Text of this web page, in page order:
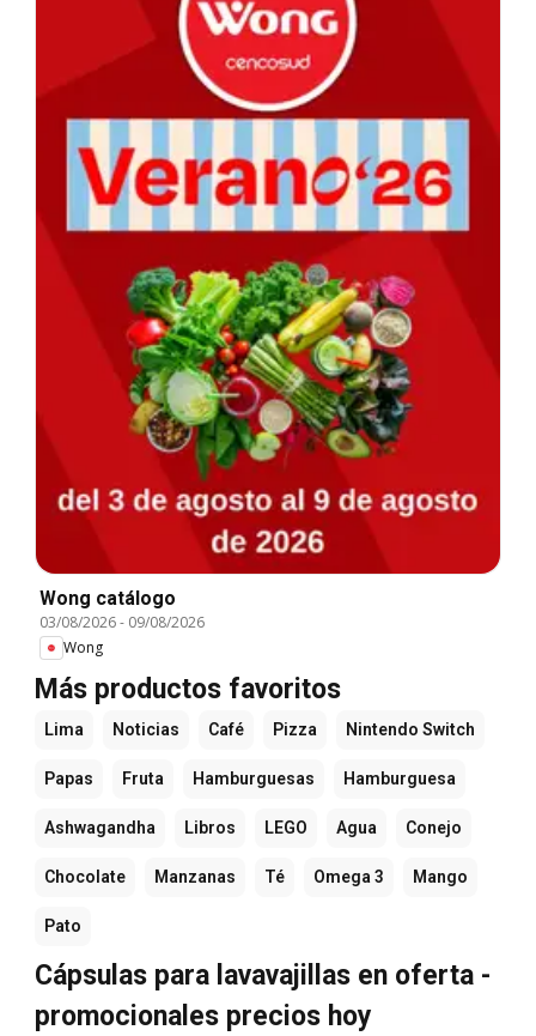
Wong catálogo
03/08/2026- 09/08/2026
Wong
Más productos favoritos
Lima Noticias Café Pizza Nintendo Switch
Papas Fruta Hamburguesas Hamburguesa
Ashwagandha Libros LEGO Agua Conejo
Chocolate Manzanas Té Omega 3 Mango
Pato
Cápsulas para lavavajillas en oferta -
promocionales precios hoy